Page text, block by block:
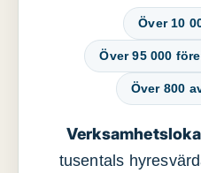
Över 10
Över 95 000
Över 800
tusentals